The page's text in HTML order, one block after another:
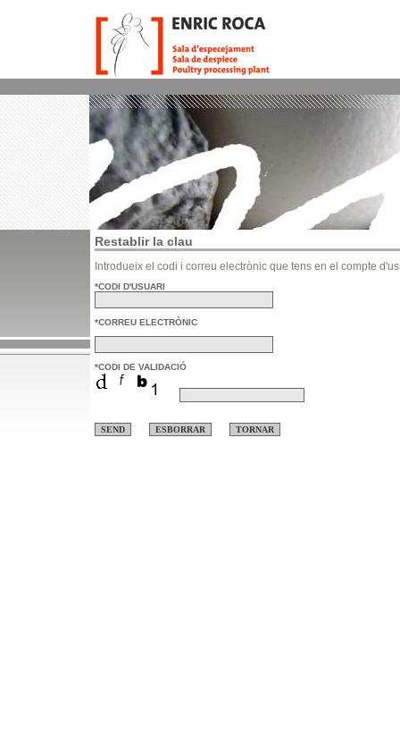
Restablir la clau
Introdueix el codi i correu electrònic que tens en el compte
*CODI D'USUARI
*CORREU ELECTRÒNIC
*CODI DE VALIDACIÓ